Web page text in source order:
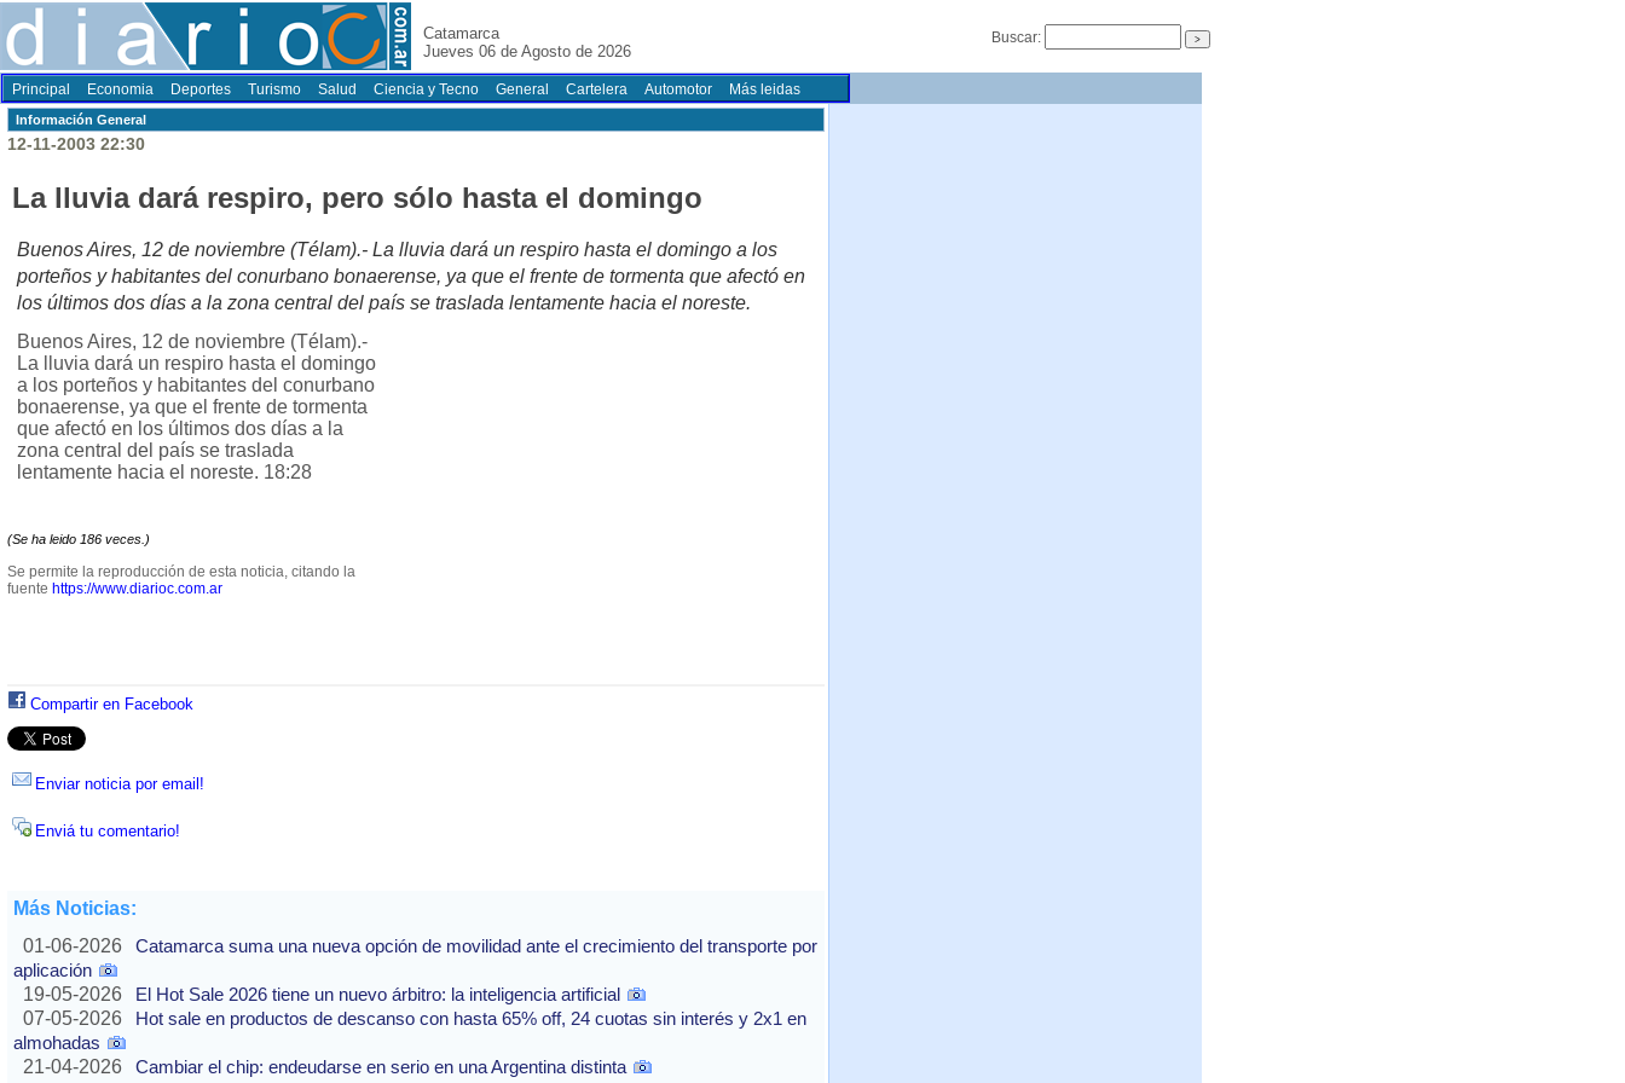
Catamarca
Jueves 06 de Agosto de 2026
Buscar:
Principal Economia Deportes Turismo Salud Ciencia y Tecno General Cartelera Automotor Más leidas
Información General
12-11-2003 22:30
La lluvia dará respiro, pero sólo hasta el domingo
Buenos Aires, 12 de noviembre (Télam).- La lluvia dará un respiro hasta el domingo a los
porteños y habitantes del conurbano bonaerense, ya que el frente de tormenta que afectó en
los últimos dos días a la zona central del país se traslada lentamente hacia el noreste.
Buenos Aires, 12 de noviembre (Télam).-
La lluvia dará un respiro hasta el domingo
a los porteños y habitantes del conurbano
bonaerense, ya que el frente de tormenta
que afectó en los últimos dos días a la
zona central del país se traslada
lentamente hacia el noreste. 18:28
(Se ha leido 186 veces.)
Se permite la reproducción de esta noticia, citando la
fuente https://www.diarioc.com.ar
Compartir en Facebook
Enviar noticia por email!
Enviá tu comentario!
Más Noticias:
01-06-2026
Catamarca suma una nueva opción de movilidad ante el crecimiento del transporte por
aplicación
19-05-2026
El Hot Sale 2026 tiene un nuevo árbitro: la inteligencia artificial
07-05-2026
Hot sale en productos de descanso con hasta 65% off, 24 cuotas sin interés y 2x1 en
almohadas
21-04-2026
Cambiar el chip: endeudarse en serio en una Argentina distinta